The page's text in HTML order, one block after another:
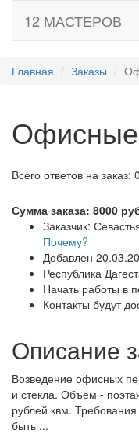
12 МАСТЕРОВ
Главная Заказы
Офисные
Всего ответов на заказ: 0
Сумма заказа: 8000
Заказчик:
Почему?
Добавлен
Республика
Начать работы в
Контакты будут
Описание
Возведение офисных
и стекла. Объем -
рублей квм.
быть ...